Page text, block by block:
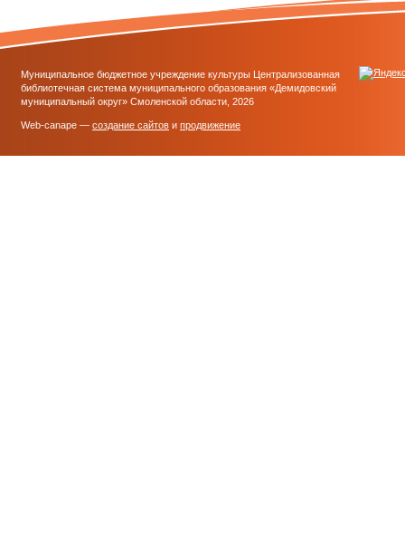
Муниципальное бюджетное учреждение культуры Централизованная
библиотечная система муниципального образования «Демидовский
муниципальный округ» Смоленской области, 2026
Web-canape — создание сайтов и продвижение